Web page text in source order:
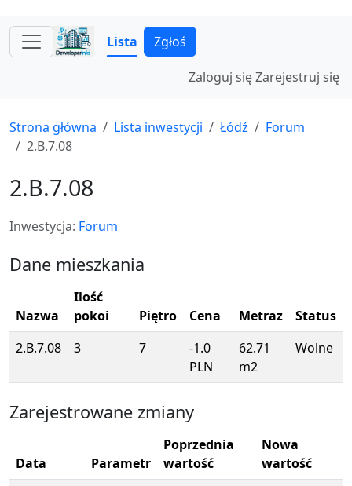
Lista Zgłoś
Zaloguj sięZarejestruj się
Strona główna Lista inwestycji Łódź
Forum
2.B.7.08
2.B.7.08
Inwestycja: Forum
Dane mieszkania
Nazwa
Ilość
pokoi
Piętro Cena Metraz
Status
2.B.7.08
3 7
-1.0
PLN
62.71
m2
Wolne
Zarejestrowane zmiany
Data Parametr
Poprzednia
wartość
Nowa
wartość